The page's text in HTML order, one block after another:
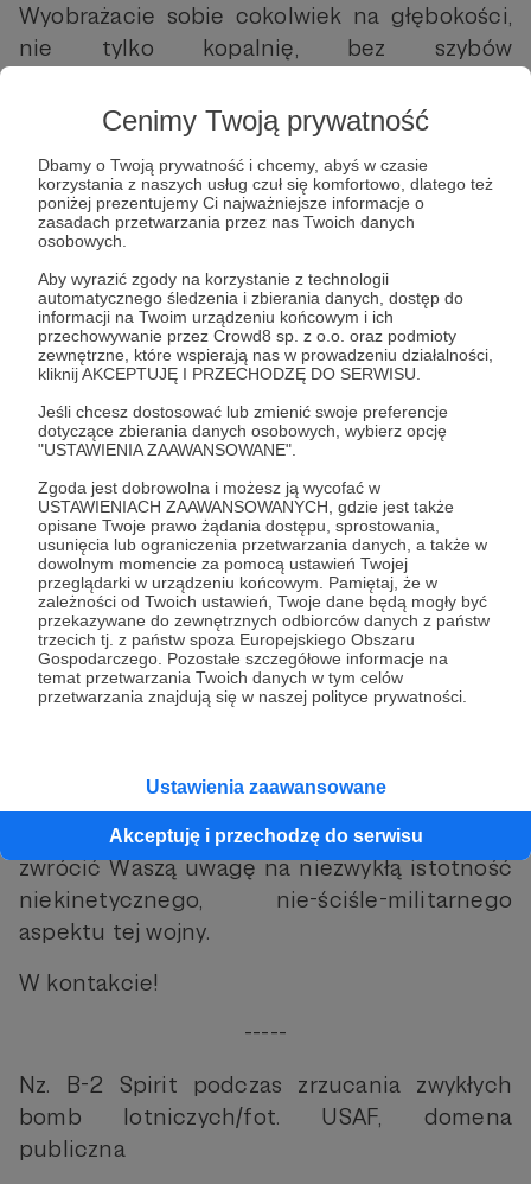
Cenimy Twoją prywatność
Dbamy o Twoją prywatność i chcemy, abyś w czasie
korzystania z naszych usług czuł się komfortowo, dlatego też
poniżej prezentujemy Ci najważniejsze informacje o
zasadach przetwarzania przez nas Twoich danych
osobowych.
Aby wyrazić zgody na korzystanie z technologii
automatycznego śledzenia i zbierania danych, dostęp do
informacji na Twoim urządzeniu końcowym i ich
przechowywanie przez Crowd8 sp. z o.o. oraz podmioty
zewnętrzne, które wspierają nas w prowadzeniu działalności,
kliknij AKCEPTUJĘ I PRZECHODZĘ DO SERWISU.
Jeśli chcesz dostosować lub zmienić swoje preferencje
dotyczące zbierania danych osobowych, wybierz opcję
"USTAWIENIA ZAAWANSOWANE".
Zgoda jest dobrowolna i możesz ją wycofać w
USTAWIENIACH ZAAWANSOWANYCH, gdzie jest także
opisane Twoje prawo żądania dostępu, sprostowania,
usunięcia lub ograniczenia przetwarzania danych, a także w
dowolnym momencie za pomocą ustawień Twojej
przeglądarki w urządzeniu końcowym. Pamiętaj, że w
zależności od Twoich ustawień, Twoje dane będą mogły być
przekazywane do zewnętrznych odbiorców danych z państw
trzecich tj. z państw spoza Europejskiego Obszaru
Gospodarczego. Pozostałe szczegółowe informacje na
temat przetwarzania Twoich danych w tym celów
przetwarzania znajdują się w naszej polityce prywatności.
Ustawienia zaawansowane
Akceptuję i przechodzę do serwisu
Wyobrażacie sobie cokolwiek na głębokości,
nie tylko kopalnię, bez szybów
Zakładam za to, że celem Amerykanów nie
była fizyczna destrukcja najgłębiej
położonych elementów, ale doprowadzenie
do sytuacji, w których staną się one
bezużyteczne, bo przysypane i odcięte. W
takim przypadku bezpieczne schronienie
staje się pułapką.
Zdaje się zresztą, że Irańczycy dobrze o tym
wiedzieli. Nad ranem przyznali, że ośrodek
Fordow został zniszczony, ale – zastrzegli – to,
co najcenniejsze, zostało wcześniej
ewakuowane. Nie wiem, czy chodzi o jakiś
sprzęt czy raczej o ludzi, wszak w tym
oświadczeniu znalazło się też takie
sformułowanie: że wiedzy zbombardować się
nie da. Co do zasady owszem – fizyka jądrowa
trwać będzie niezależnie od działań
wymierzonych w Iran przez Izrael i USA. Ale
pojedynczych ludzi, naukowców, można
wielu lat, mocno przerzedzając populację
irańskich specjalistów. Co podkreślam, by
zwrócić Waszą uwagę na niezwykłą istotność
niekinetycznego, nie-ściśle-militarnego
aspektu tej wojny.
W kontakcie!
-----
Nz. B-2 Spirit podczas zrzucania zwykłych
bomb lotniczych/fot. USAF, domena
publiczna